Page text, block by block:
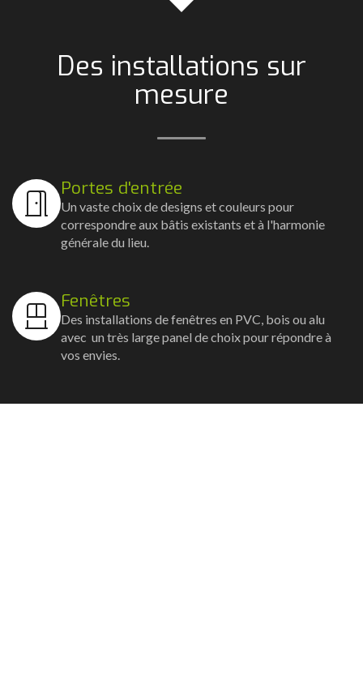
Des installations sur
mesure
Portes d'entrée
Un vaste choix de designs et couleurs pour
correspondre aux bâtis existants et à l'harmonie
générale du lieu.
Fenêtres
Des installations de fenêtres en PVC, bois ou alu
avec un très large panel de choix pour répondre à
vos envies.